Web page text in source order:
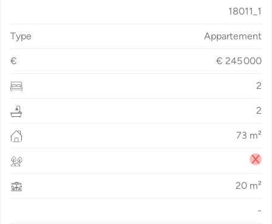
18011_1
Type Appartement
€ € 245 000
2
2
73 m²
20 m²
-